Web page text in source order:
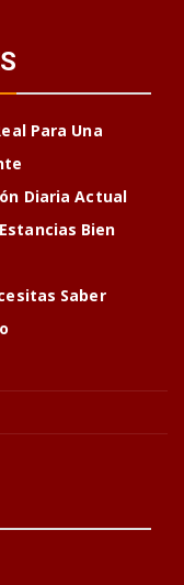
Para Una
Diaria Actual
Bien
Saber